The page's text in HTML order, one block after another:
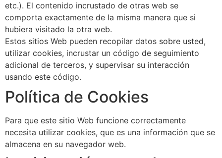
etc.). El contenido incrustado de otras web se
comporta exactamente de la misma manera que si
hubiera visitado la otra web.
Estos sitios Web pueden recopilar datos sobre usted,
utilizar cookies, incrustar un código de seguimiento
adicional de terceros, y supervisar su interacción
usando este código.
Política de Cookies
Para que este sitio Web funcione correctamente
necesita utilizar cookies, que es una información que se
almacena en su navegador web.